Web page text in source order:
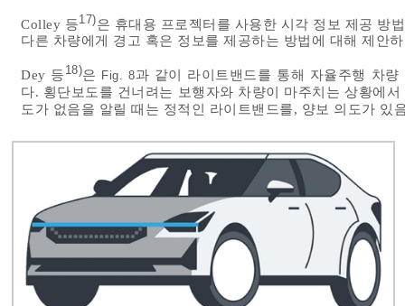
Colley 등17)은 휴대용 프로젝터를 사용한 시각 정보 제공 방
다른 차량에게 경고 혹은 정보를 제공하는 방법에 대해 제안
Dey 등 18)은 Fig. 8과 같이 라이트밴드를 통해 자율주행 차
다. 횡단보도를 건너려는 보행자와 차량이 마주치는 상황에
도가 없음을 알릴 때는 정적인 라이트밴드를, 양보 의도가 있